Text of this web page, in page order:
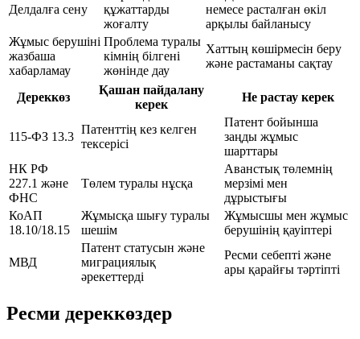
Делдалға сену
құжаттарды
жоғалту
немесе расталған өкіл
арқылы байланысу
Жұмыс берушіні
жазбаша
хабарламау
Проблема туралы
кімнің білгені
жөнінде дау
Хаттың көшірмесін беру
және растаманы сақтау
Дереккөз
Қашан пайдалану
керек
Не растау керек
115-ФЗ 13.3
Патенттің кез келген
тексерісі
Патент бойынша
заңды жұмыс
шарттары
НК РФ
227.1 және
ФНС
Төлем туралы нұсқа
Аванстық төлемнің
мерзімі мен
дұрыстығы
КоАП
18.10/18.15
Жұмысқа шығу туралы
шешім
Жұмысшы мен жұмыс
берушінің қауіптері
МВД
Патент статусын және
миграциялық
әрекеттерді
Ресми себепті және
ары қарайғы тәртіпті
Ресми дереккөздер